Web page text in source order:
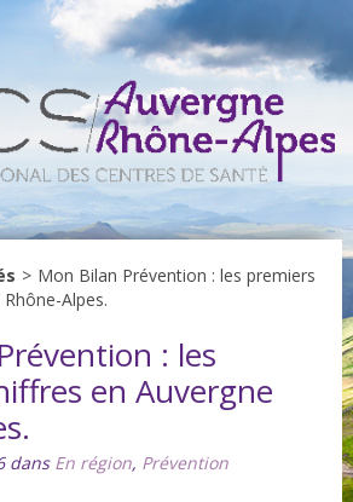
> Mon Bilan Prévention : les premiers
Alpes.
: les
en Auvergne
dans En région, Prévention